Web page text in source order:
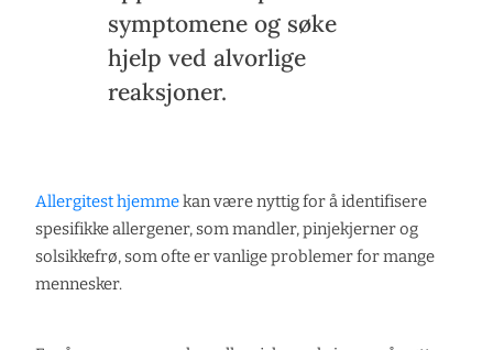
symptomene og søke
hjelp ved alvorlige
reaksjoner.
Allergitest hjemmekan være nyttig for å identifisere
spesifikke allergener, som mandler, pinjekjerner og
solsikkefrø, som ofte er vanlige problemer for mange
mennesker.